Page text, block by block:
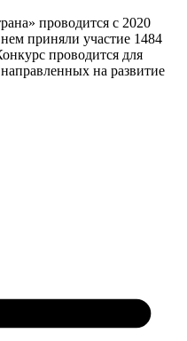
проводится с 2020
приняли участие 1484
проводится для
на развитие